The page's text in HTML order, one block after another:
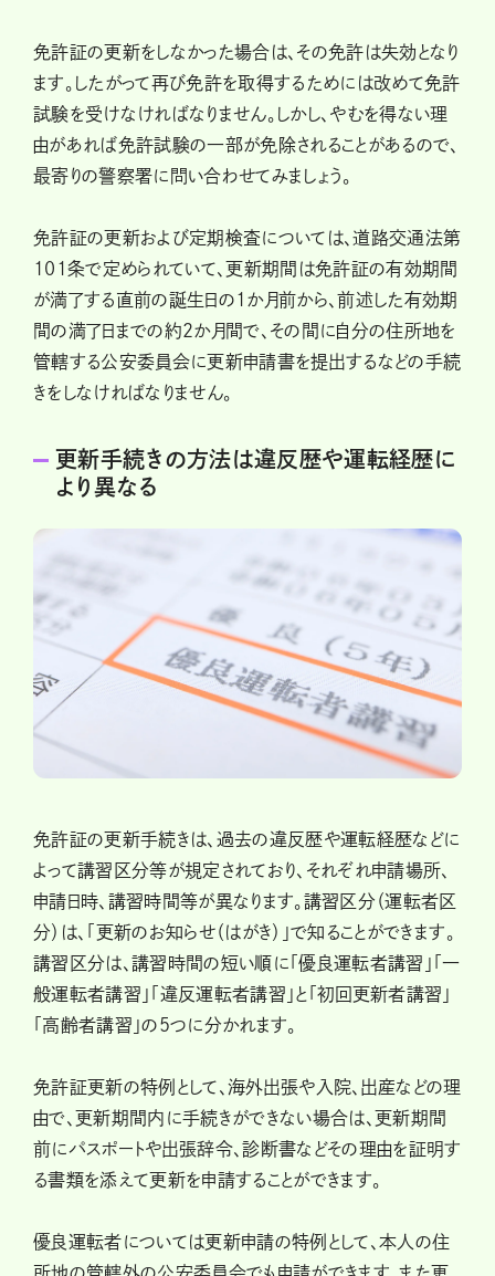
免許証の更新をしなかった場合は、その免許は失効となり
ます。したがって再び免許を取得するためには改めて免許
試験を受けなければなりません。しかし、やむを得ない理
由があれば免許試験の一部が免除されることがあるので、
最寄りの警察署に問い合わせてみましょう。
免許証の更新および定期検査については、道路交通法第
101条で定められていて、更新期間は免許証の有効期間
が満了する直前の誕生日の1か月前から、前述した有効期
間の満了日までの約2か月間で、その間に自分の住所地を
管轄する公安委員会に更新申請書を提出するなどの手続
きをしなければなりません。
更新手続きの方法は違反歴や運転経歴に
より異なる
免許証の更新手続きは、過去の違反歴や運転経歴などに
よって講習区分等が規定されており、それぞれ申請場所、
申請日時、講習時間等が異なります。講習区分（運転者区
分）は、「更新のお知らせ（はがき）」で知ることができます。
講習区分は、講習時間の短い順に「優良運転者講習」「一
般運転者講習」「違反運転者講習」と「初回更新者講習」
「高齢者講習」の5つに分かれます。
免許証更新の特例として、海外出張や入院、出産などの理
由で、更新期間内に手続きができない場合は、更新期間
前にパスポートや出張辞令、診断書などその理由を証明す
る書類を添えて更新を申請することができます。
優良運転者については更新申請の特例として、本人の住